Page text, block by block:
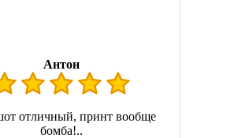
Антон
отличный, принт вообще
бомба!..